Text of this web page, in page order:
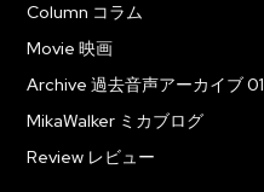
Column コラム
Movie 映画
Archive 過去音声アーカイブ 01
MikaWalker ミカブログ
Review レビュー